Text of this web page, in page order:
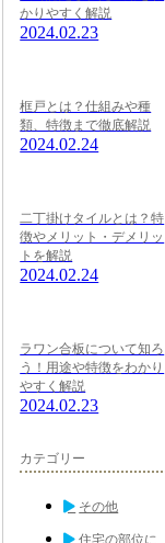
かりやすく解説
2024.02.23
框戸とは？仕組みや種
類、特徴まで徹底解説
2024.02.24
二丁掛けタイルとは？特
徴やメリット・デメリッ
トを解説
2024.02.24
ラワン合板について知ろ
う！用途や特徴をわかり
やすく解説
2024.02.23
カテゴリー
その他
住宅の部位に